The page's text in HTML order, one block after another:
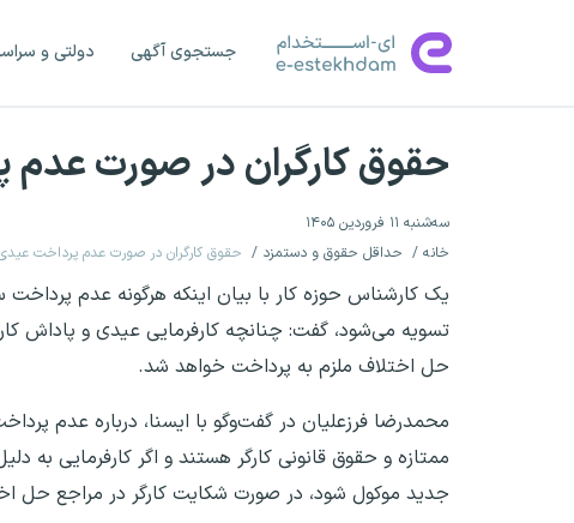
جستجوی آگهی دولتی و
حقوق کارگران در صورت
سه‌شنبه ۱۱ فروردین ۱۴۰۵
خانه
حداقل حقوق و دستمزد حقوق کارگران در صورت عدم پرداخت
یک کارشناس حوزه کار با بیان اینکه هرگونه عدم
تسویه می‌شود، گفت: چنانچه کارفرمایی عیدی و پاداش
حل اختلاف ملزم به پرداخت خواهد شد.
محمدرضا فرزعلیان در گفت‌وگو با ایسنا، درباره عدم
ممتازه و حقوق قانونی کارگر هستند و اگر کارفرمایی
جدید موکول شود، در صورت شکایت کارگر در مراجع حل